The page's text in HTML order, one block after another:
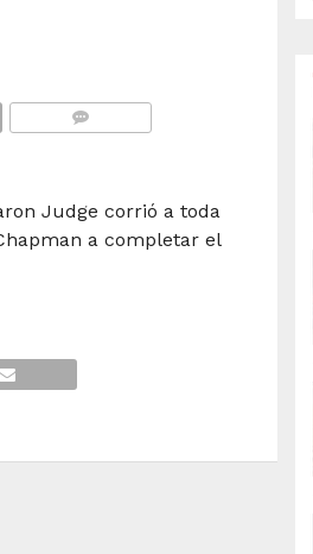
Judge corrió a toda
a completar el